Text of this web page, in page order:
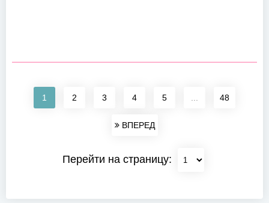
1 2 3 4 5 48
ВПЕРЕД
Перейти на страницу: